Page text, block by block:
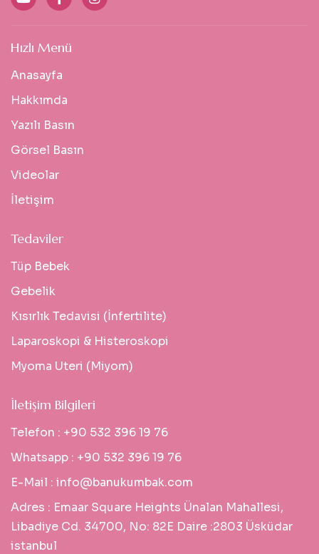
Hızlı Menü
Anasayfa
Hakkımda
Yazılı Basın
Görsel Basın
Videolar
İletişim
Tedaviler
Tüp Bebek
Gebelik
Kısırlık Tedavisi (İnfertilite)
Laparoskopi & Histeroskopi
Myoma Uteri (Miyom)
İletişim Bilgileri
Telefon : +90 532 396 19 76
Whatsapp : +90 532 396 19 76
E-Mail : info@banukumbak.com
Adres : Emaar Square Heights Ünalan Mahallesi,
Libadiye Cd. 34700, No: 82E Daire :2803 Üsküdar
istanbul